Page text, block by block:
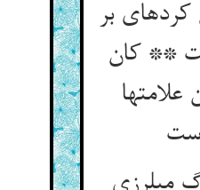
بر
** کان
علامتها
می‏لرزی